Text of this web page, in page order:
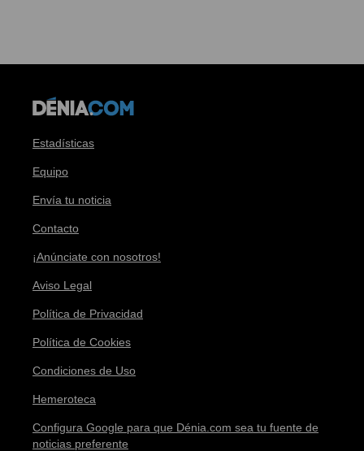
Estadísticas
Equipo
Envía tu noticia
Contacto
¡Anúnciate con nosotros!
Aviso Legal
Política de Privacidad
Política de Cookies
Condiciones de Uso
Hemeroteca
Configura Google para que Dénia.com sea tu fuente de
noticias preferente